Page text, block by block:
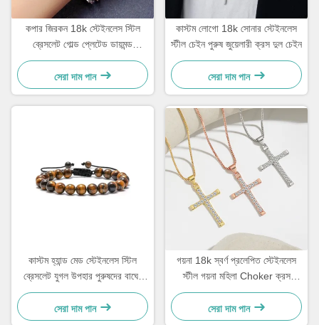
কপার জিরকন 18k স্টেইনলেস স্টিল
ব্রেসলেট গোল্ড প্লেটেড ডায়মন্ড
মহিলাদের ব্রেসলেট
সেরা দাম পান
কাস্টম লোগো 18k সোনার স্টেইনলেস
স্টীল চেইন পুরুষ জুয়েলারী ক্রস দুল চেইন
সেরা দাম পান
কাস্টম হ্যান্ড মেড স্টেইনলেস স্টিল
ব্রেসলেট যুগল উপহার পুরুষদের বাঘের
চোখের পাথর দিয়ে তৈরী করা পুঁতির
ব্রেসলেট
সেরা দাম পান
গয়না 18k স্বর্ণ প্রলেপিত স্টেইনলেস
স্টীল গয়না মহিলা Choker ক্রস
নেকলেস 20 ইঞ্চি
সেরা দাম পান